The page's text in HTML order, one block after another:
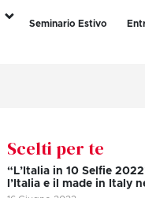
Seminario Estivo
Scelti per te
“L’Italia in 10 Selfie
l’Italia e il made in Italy